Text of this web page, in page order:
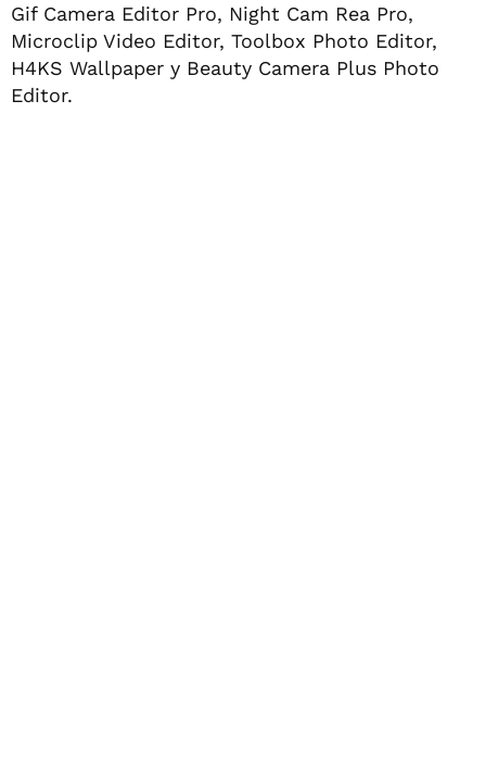
Gif Camera Editor Pro, Night Cam Rea Pro,
Microclip Video Editor, Toolbox Photo Editor,
H4KS Wallpaper y Beauty Camera Plus Photo
Editor.